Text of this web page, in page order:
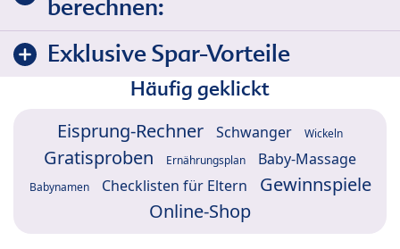
berechnen:
Exklusive Spar-Vorteile
Häufig geklickt
Eisprung-Rechner Schwanger Wickeln
Gratisproben Ernährungsplan Baby-Massage
Babynamen Checklisten für Eltern
Gewinnspiele
Online-Shop